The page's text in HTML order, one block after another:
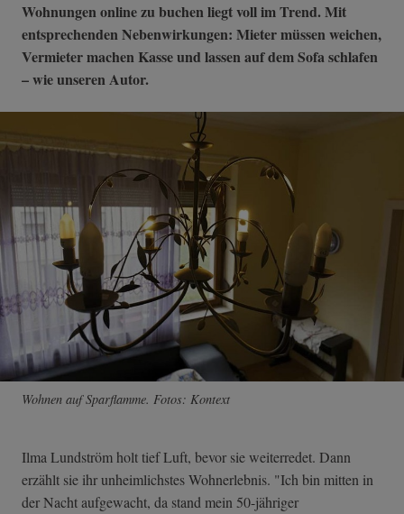
Wohnungen online zu buchen liegt voll im Trend. Mit
entsprechenden Nebenwirkungen: Mieter müssen weichen,
Vermieter machen Kasse und lassen auf dem Sofa schlafen
– wie unseren Autor.
Wohnen auf Sparflamme. Fotos: Kontext
Ilma Lundström holt tief Luft, bevor sie weiterredet. Dann
erzählt sie ihr unheimlichstes Wohnerlebnis. "Ich bin mitten in
der Nacht aufgewacht, da stand mein 50-jähriger